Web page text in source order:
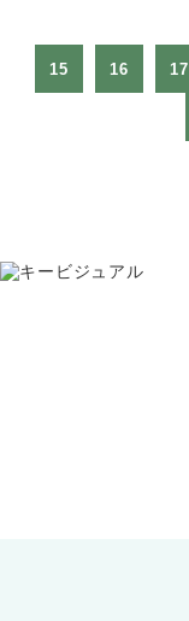
15 16 17